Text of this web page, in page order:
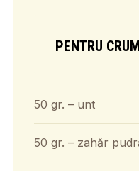
PENTRU
50 gr. – unt
50 gr. – zahăr